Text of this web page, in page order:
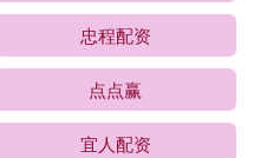
忠程配资
点点赢
宜人配资